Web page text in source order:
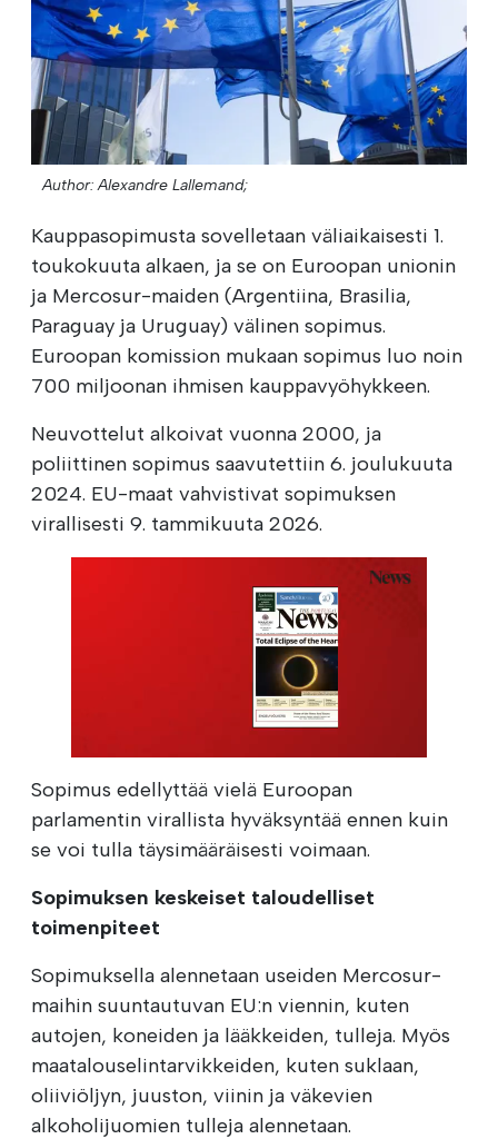
Author: Alexandre Lallemand;
Kauppasopimusta sovelletaan väliaikaisesti 1.
toukokuuta alkaen, ja se on Euroopan unionin
ja Mercosur-maiden (Argentiina, Brasilia,
Paraguay ja Uruguay) välinen sopimus.
Euroopan komission mukaan sopimus luo noin
700 miljoonan ihmisen kauppavyöhykkeen.
Neuvottelut alkoivat vuonna 2000, ja
poliittinen sopimus saavutettiin 6. joulukuuta
2024. EU-maat vahvistivat sopimuksen
virallisesti 9. tammikuuta 2026.
Sopimus edellyttää vielä Euroopan
parlamentin virallista hyväksyntää ennen kuin
se voi tulla täysimääräisesti voimaan.
Sopimuksen keskeiset taloudelliset
toimenpiteet
Sopimuksella alennetaan useiden Mercosur-
maihin suuntautuvan EU:n viennin, kuten
autojen, koneiden ja lääkkeiden, tulleja. Myös
maatalouselintarvikkeiden, kuten suklaan,
oliiviöljyn, juuston, viinin ja väkevien
alkoholijuomien tulleja alennetaan.